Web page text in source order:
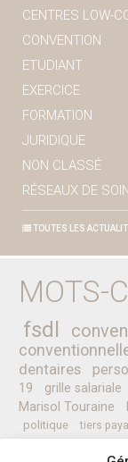
CENTRES LOW-
CONVENTION
ETUDIANT
EXERCICE
FORMATION
JURIDIQUE
NON CLASSÉ
RÉSEAUX DE
TOUTES LES
MOTS-
fsdl
dentaires
19
grille salariale
Marisol Touraine
politique tiers